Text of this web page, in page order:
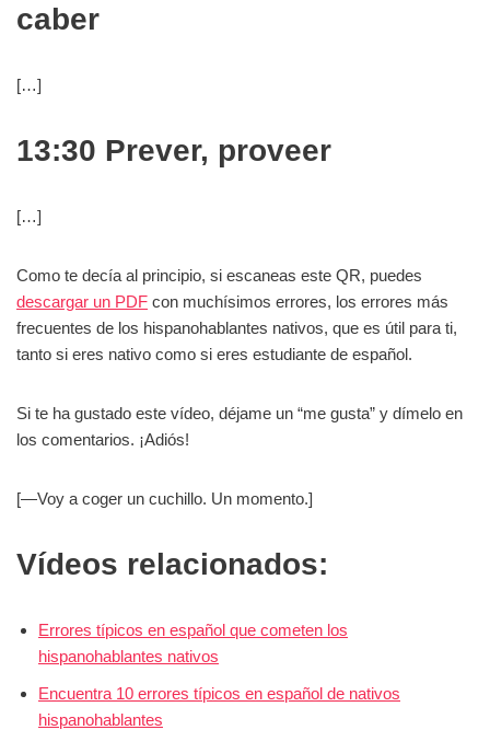
caber
[…]
13:30 Prever, proveer
[…]
Como te decía al principio, si escaneas este QR, puedes
descargar un PDF con muchísimos errores, los errores más
frecuentes de los hispanohablantes nativos, que es útil para ti,
tanto si eres nativo como si eres estudiante de español.
Si te ha gustado este vídeo, déjame un “me gusta” y dímelo en
los comentarios. ¡Adiós!
[—Voy a coger un cuchillo. Un momento.]
Vídeos relacionados:
Errores típicos en español que cometen los
hispanohablantes nativos
Encuentra 10 errores típicos en español de nativos
hispanohablantes